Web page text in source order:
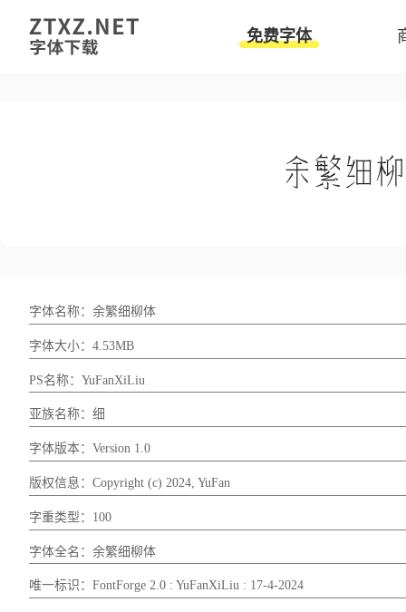
免费字体
字体名称：余繁细柳体
字体大小：4.53MB
PS名称：YuFanXiLiu
亚族名称：细
字体版本：Version 1.0
版权信息：Copyright (c) 2024, YuFan
字重类型：100
字体全名：余繁细柳体
唯一标识：FontForge 2.0 : YuFanXiLiu : 17-4-2024